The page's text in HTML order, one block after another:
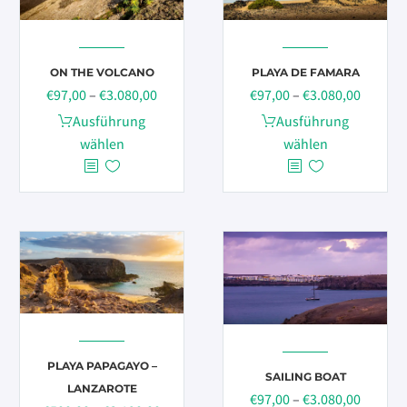
auf
der
Produktseite
gewählt
werden
ON THE VOLCANO
€97,00– €3.080,00Preisspanne:
Ausführung
wählen
Dieses
Produkt
weist
mehrere
auf.
Die
Optionen
können
der
Produktseite
gewählt
PLAYA DE FAMARA
€97,00– €3.080,00
Ausführung
wählen
Dieses
Produkt
weist
mehrere
auf.
Die
Optionen
können
auf
der
Produktseite
gewählt
PLAYA PAPAGAYO –
LANZAROTE
SAILING BOAT
€97,00– €3.080,00